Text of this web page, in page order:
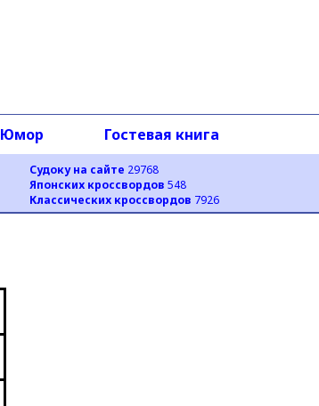
Судоку на сайте 29768
Японских кроссвордов 548
Классических кроссвордов 7926
Юмор Гостевая книга